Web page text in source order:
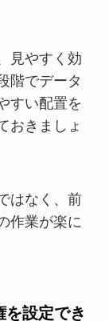
見やすく効
階でデータ
すい配置を
おきましょ
はなく、前
作業が楽に
設定でき